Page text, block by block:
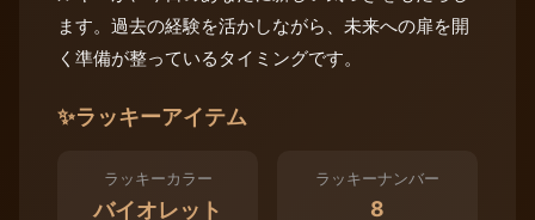
ます。過去の経験を活かしながら、未来への扉を開
く準備が整っているタイミングです。
✨ラッキーアイテム
ラッキーカラー
バイオレット
ラッキーナンバー
8